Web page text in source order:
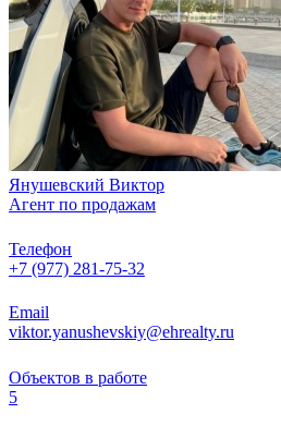
Янушевский Виктор
Агент по продажам
Телефон
+7 (977) 281-75-32
Email
viktor.yanushevskiy@ehrealty.ru
Объектов в работе
5